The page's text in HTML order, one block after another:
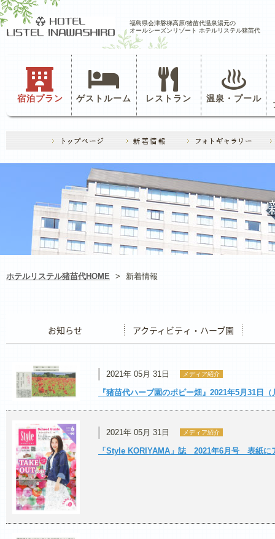
福島県会津磐梯高原/猪苗代温泉湯元の
オールシーズンリゾート ホテルリステル猪苗代
宿泊プラン ゲストルーム レストラン 温泉・プール
ホテルリステル猪苗代HOME > 新着情報
2021年 05月 31日 メディア紹介
『猪苗代ハーブ園のポピー畑』2021年5月31日
2021年 05月 31日 メディア紹介
「Style KORIYAMA」誌 2021年6月号 表紙に